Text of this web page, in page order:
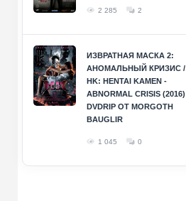
2 285 2
ИЗВРАТНАЯ МАСКА 2:
АНОМАЛЬНЫЙ КРИЗИС /
HK: HENTAI KAMEN -
ABNORMAL CRISIS (2016)
DVDRIP ОТ MORGOTH
BAUGLIR
1 045 0